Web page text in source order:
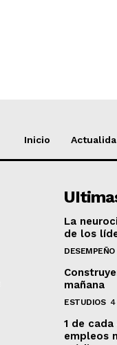
Inicio
La
de los
DESEMPEÑO
mañana
ESTUDIOS 4
1 de
empleos